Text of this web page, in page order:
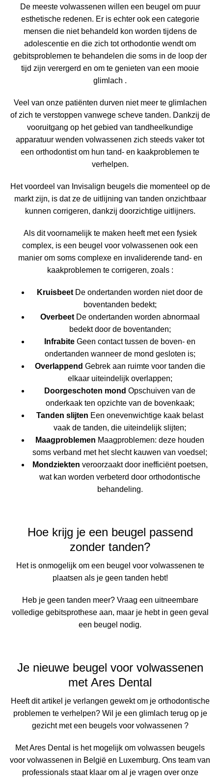
De meeste volwassenen willen een beugel om puur
esthetische redenen. Er is echter ook een categorie
mensen die niet behandeld kon worden tijdens de
adolescentie en die zich tot orthodontie wendt om
gebitsproblemen te behandelen die soms in de loop der
tijd zijn verergerd en om te genieten van een mooie
glimlach .
Veel van onze patiënten durven niet meer te glimlachen
of zich te verstoppen vanwege scheve tanden. Dankzij de
vooruitgang op het gebied van tandheelkundige
apparatuur wenden volwassenen zich steeds vaker tot
een orthodontist om hun tand- en kaakproblemen te
verhelpen.
Het voordeel van Invisalign beugels die momenteel op de
markt zijn, is dat ze de uitlijning van tanden onzichtbaar
kunnen corrigeren, dankzij doorzichtige uitlijners.
Als dit voornamelijk te maken heeft met een fysiek
complex, is een beugel voor volwassenen ook een
manier om soms complexe en invaliderende tand- en
kaakproblemen te corrigeren, zoals :
Kruisbeet De ondertanden worden niet door de
boventanden bedekt;
OverbeetDe ondertanden worden abnormaal
bedekt door de boventanden;
Infrabite Geen contact tussen de boven- en
ondertanden wanneer de mond gesloten is;
Overlappend Gebrek aan ruimte voor tanden die
elkaar uiteindelijk overlappen;
Doorgeschoten mond Opschuiven van de
onderkaak ten opzichte van de bovenkaak;
Tanden slijten Een onevenwichtige kaak belast
vaak de tanden, die uiteindelijk slijten;
Maagproblemen Maagproblemen: deze houden
soms verband met het slecht kauwen van voedsel;
Mondziekten veroorzaakt door inefficiënt poetsen,
wat kan worden verbeterd door orthodontische
behandeling.
Hoe krijg je een beugel passend
zonder tanden?
Het is onmogelijk om een beugel voor volwassenen te
plaatsen als je geen tanden hebt!
Heb je geen tanden meer? Vraag een uitneembare
volledige gebitsprothese aan, maar je hebt in geen geval
een beugel nodig.
Je nieuwe beugel voor volwassenen
met Ares Dental
Heeft dit artikel je verlangen gewekt om je orthodontische
problemen te verhelpen? Wil je een glimlach terug op je
gezicht met een beugels voor volwassenen ?
Met Ares Dental is het mogelijk om volwassen beugels
voor volwassenen in België en Luxemburg. Ons team van
professionals staat klaar om al je vragen over onze